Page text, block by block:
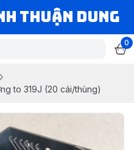
THUẬN DUNG
0
to 319J (20 cái/thùng)